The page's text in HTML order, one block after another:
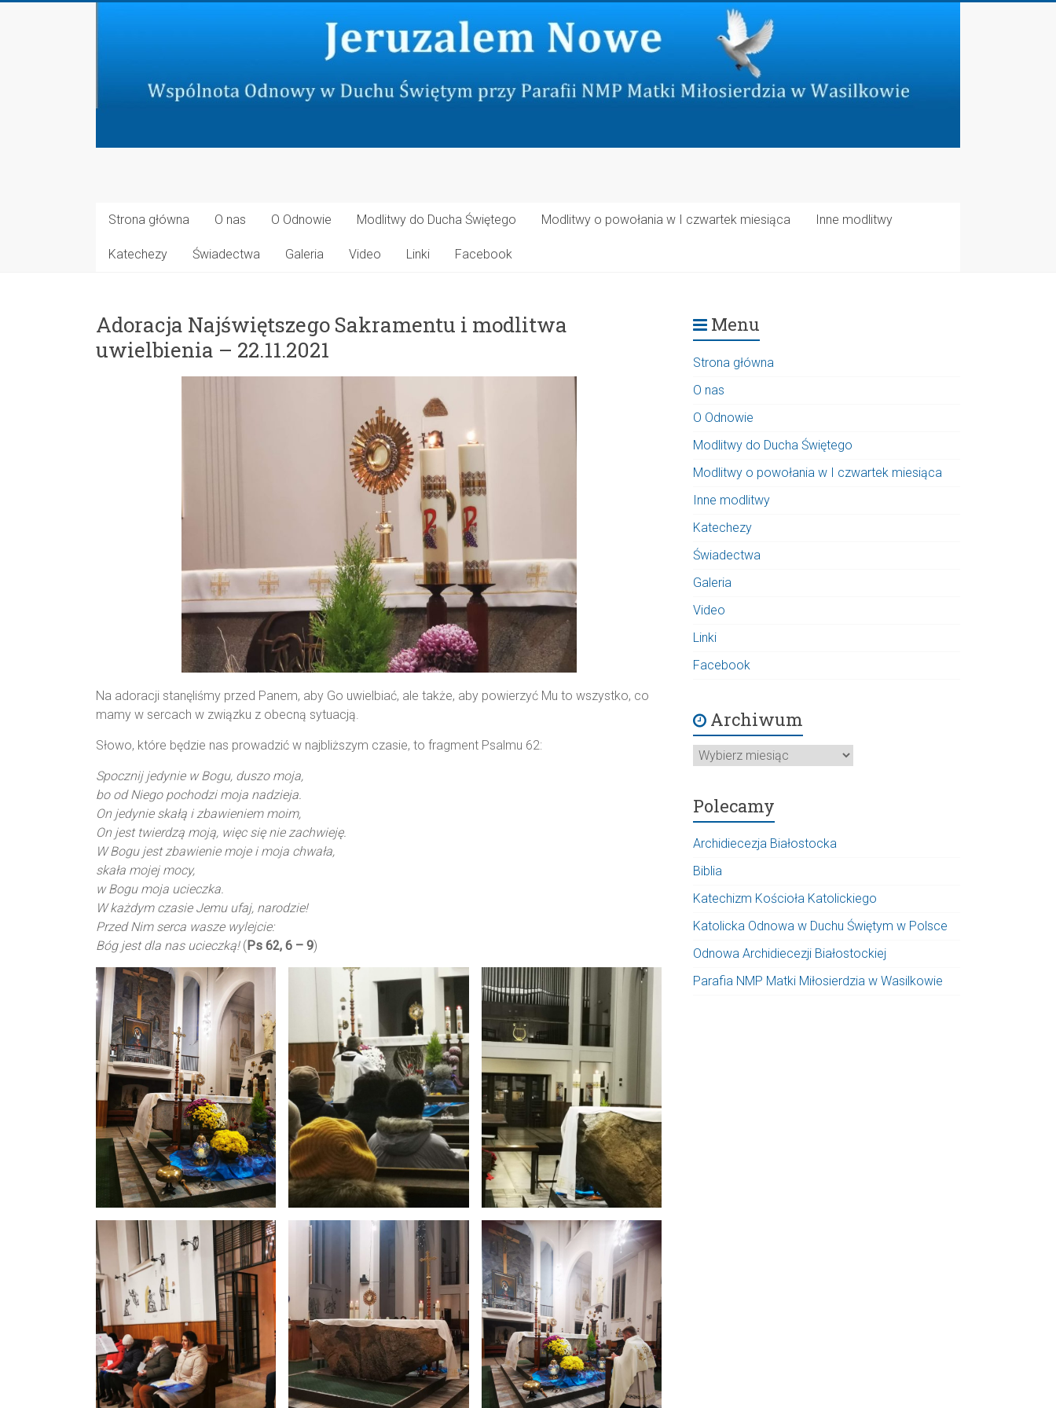
Nowe
Wspólnota
Świętym
przy
Strona główna O nas O Odnowie Modlitwy do Ducha Świętego Modlitwy o powołania w I czwartek miesiąca Inne modlitwy
Katechezy Świadectwa Galeria Video Linki Facebook
Adoracja Najświętszego Sakramentu i modlitwa
uwielbienia – 22.11.2021
Na adoracji stanęliśmy przed Panem, aby Go uwielbiać, ale także, aby powierzyć Mu to wszystko, co
mamy w sercach w związku z obecną sytuacją.
Słowo, które będzie nas prowadzić w najbliższym czasie, to fragment Psalmu 62:
Spocznij jedynie w Bogu, duszo moja,
bo od Niego pochodzi moja nadzieja.
On jedynie skałą i zbawieniem moim,
On jest twierdzą moją, więc się nie zachwieję.
W Bogu jest zbawienie moje i moja chwała,
skała mojej mocy,
w Bogu moja ucieczka.
W każdym czasie Jemu ufaj, narodzie!
Przed Nim serca wasze wylejcie:
Bóg jest dla nas ucieczką!(Ps 62, 6 – 9)
Menu
Strona główna
O nas
O Odnowie
Modlitwy do Ducha Świętego
Modlitwy o powołania w I czwartek miesiąca
Inne modlitwy
Katechezy
Świadectwa
Galeria
Video
Linki
Facebook
Archiwum
Archiwum
Polecamy
Archidiecezja Białostocka
Biblia
Katechizm Kościoła Katolickiego
Katolicka Odnowa w Duchu Świętym w Polsce
Odnowa Archidiecezji Białostockiej
Parafia NMP Matki Miłosierdzia w Wasilkowie